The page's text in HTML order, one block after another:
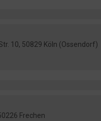
10, 50829 Köln (Ossendorf)
Frechen